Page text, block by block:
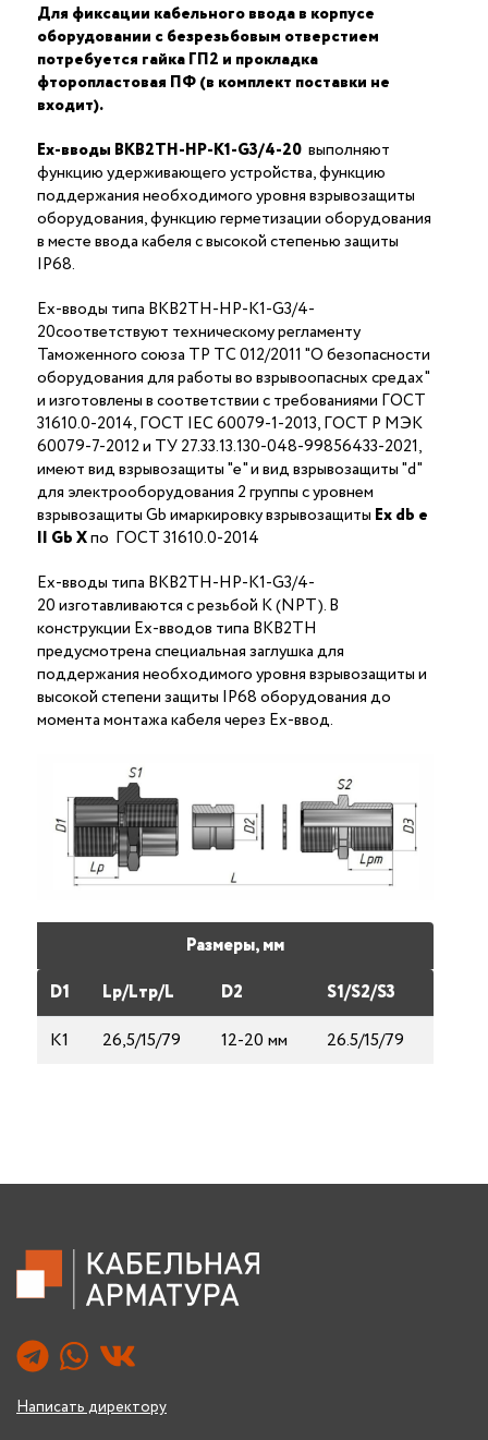
Для фиксации кабельного ввода в корпусе
оборудовании с безрезьбовым отверстием
потребуется гайка ГП2 и прокладка
фторопластовая ПФ (в комплект поставки не
входит).
Ex-вводы ВКВ2ТН-НР-К1-G3/4-20 выполняют
функцию удерживающего устройства, функцию
поддержания необходимого уровня взрывозащиты
оборудования, функцию герметизации оборудования
в месте ввода кабеля с высокой степенью защиты
IP68.
Ex-вводы типа ВКВ2ТН-НР-К1-G3/4-
20соответствуют техническому регламенту
Таможенного союза ТР ТС 012/2011 "О безопасности
оборудования для работы во взрывоопасных средах"
и изготовлены в соответствии с требованиями ГОСТ
31610.0-2014, ГОСТ IEC 60079-1-2013, ГОСТ Р МЭК
60079-7-2012 и ТУ 27.33.13.130-048-99856433-2021,
имеют вид взрывозащиты "е" и вид взрывозащиты "d"
для электрооборудования 2 группы с уровнем
взрывозащиты Gb имаркировку взрывозащиты Ехdb е
II Gb Xпо ГОСТ 31610.0-2014
Ex-вводы типа ВКВ2ТН-НР-К1-G3/4-
20 изготавливаются с резьбой K (NPT). В
конструкции Ex-вводов типа ВКВ2ТН
предусмотрена специальная заглушка для
поддержания необходимого уровня взрывозащиты и
высокой степени защиты IP68 оборудования до
момента монтажа кабеля через Ex-ввод.
Размеры, мм
D1
Lp/Lтp/L D2
S1/S2/S3
К1
26,5/15/79 12-20 мм 26.5/15/79
Написать директору